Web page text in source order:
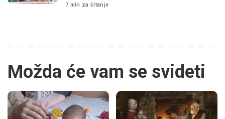
7 min za čitanje
Možda će vam se svideti